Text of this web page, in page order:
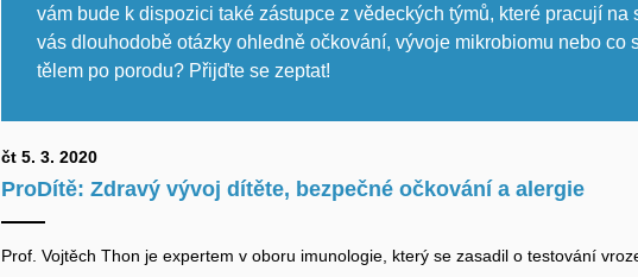
vám bude k dispozici také zástupce z vědeckých týmů, které pracují na
vás dlouhodobě otázky ohledně očkování, vývoje mikrobiomu nebo co
tělem po porodu? Přijďte se zeptat!
čt 5. 3. 2020
ProDítě: Zdravý vývoj dítěte, bezpečné očkování a alergie
Prof. Vojtěch Thon je expertem v oboru imunologie, který se zasadil o testování